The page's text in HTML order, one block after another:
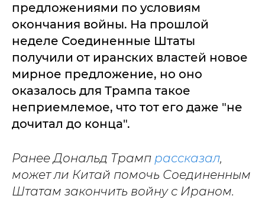
предложениями по условиям
окончания войны. На прошлой
неделе Соединенные Штаты
получили от иранских властей новое
мирное предложение, но оно
оказалось для Трампа такое
неприемлемое, что тот его даже "не
дочитал до конца".
Ранее Дональд Трамп рассказал,
может ли Китай помочь Соединенным
Штатам закончить войну с Ираном.